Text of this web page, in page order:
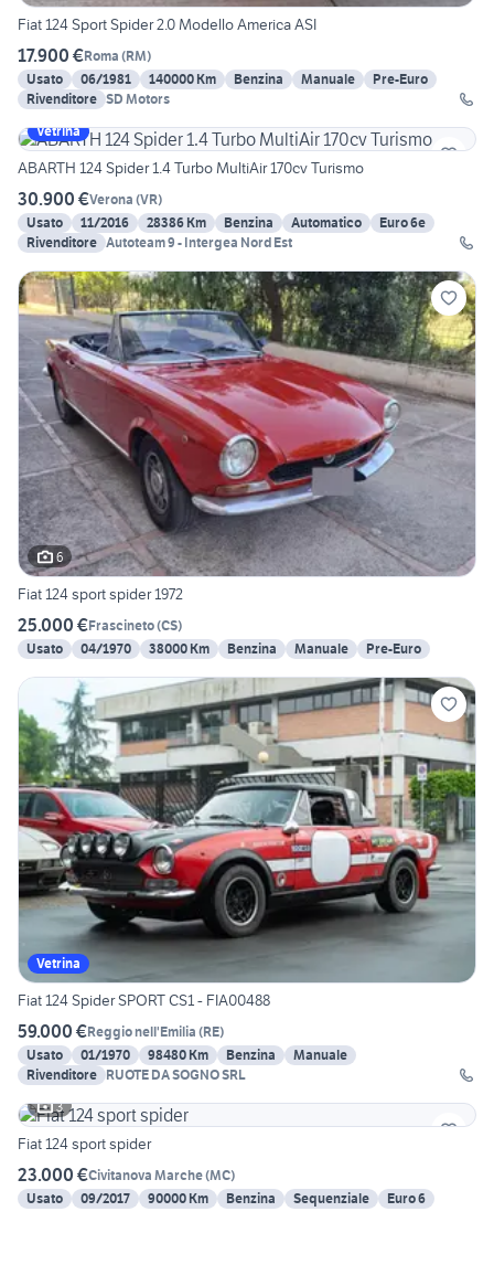
Fiat 124 Sport Spider 2.0 Modello America ASI
17.900 €Roma (RM)
Usato
06/1981 140000 Km Benzina Manuale
Pre-Euro
Rivenditore SD Motors
Vetrina
ABARTH 124 Spider 1.4 Turbo MultiAir 170cv Turismo
30.900 €Verona (VR)
Usato
11/2016 28386 Km Benzina Automatico
Euro 6e
Rivenditore Autoteam 9 - Intergea Nord Est
6
Fiat 124 sport spider 1972
25.000 €Frascineto(CS)
Usato
04/1970 38000 Km Benzina Manuale Pre-Euro
Vetrina
Fiat 124 Spider SPORT CS1 - FIA00488
59.000 €Reggio nell'Emilia (RE)
Usato
01/1970 98480 Km Benzina
Manuale
Rivenditore RUOTE DA SOGNO SRL
3
Fiat 124 sport spider
23.000 €Civitanova Marche(MC)
Usato
09/2017 90000 Km Benzina Sequenziale Euro 6